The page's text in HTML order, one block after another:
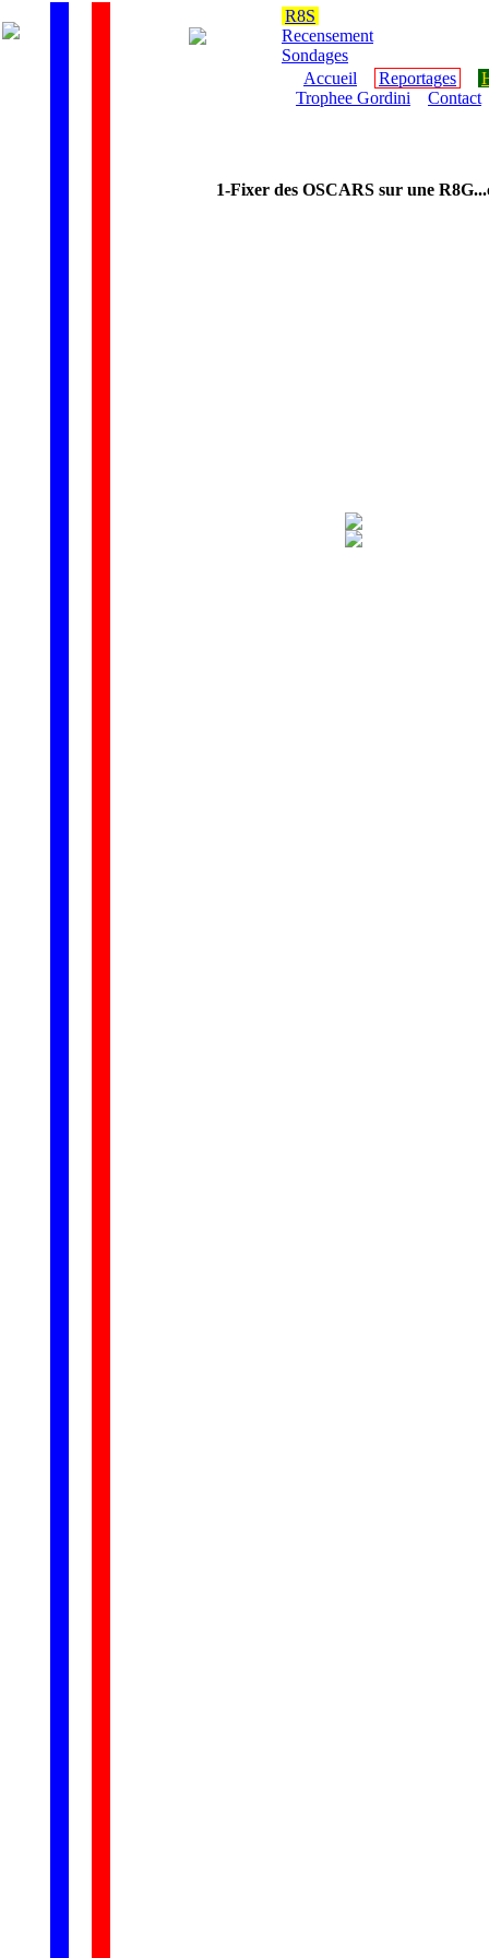
R8S
Recensement
Sondages
Accueil
Reportages
Trophee Gordini
Contact
1-Fixer des OSCARSsur une